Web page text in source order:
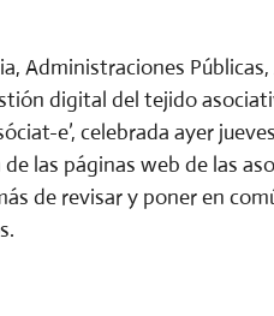
Administraciones
digital del tejido
e’, celebrada ayer
las páginas web de las
de revisar y poner en